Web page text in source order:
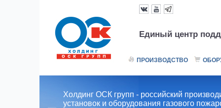
Единый центр
ПРОИЗВОДСТВО
Холдинг ОСК групп - российский
установок и оборудования газового